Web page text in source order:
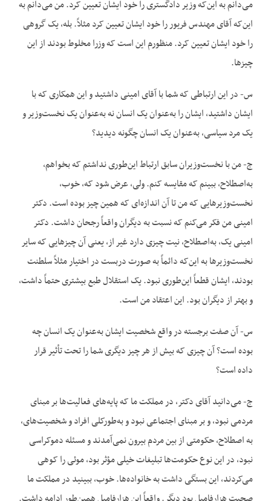
می‌دانم به این‌که وزیر دادگستری را خود ایشان تعیین کرد. من می‌دانم به
این‌که آقای مهندس فریور را خود ایشان تعیین کرد مثلاً. بله، یک گروهی
را خود ایشان تعیین کرد. منظورم این است که وزرا مخلوط بودند از این
چیزها.
س- در این ارتباطی که شما با آقای امینی داشتید و این همکاری که با
ایشان داشتید، ایشان را به‌عنوان یک انسان نه به‌عنوان یک نخست‌وزیر و
یک مرد سیاسی، به‌عنوان یک انسان چگونه دیدید؟
ج- من با نخست‌وزیران سابق ارتباط این‌طوری نداشتم که بخواهم،
به‌اصطلاح، ببینم که مقایسه کنم. ولی، عرض شود که، خوب،
نخست‌وزیرهایی که من تا آن اندازه‌ای که همین چیز بوده است. دکتر
امینی من فکر می‌کنم که نسبت به دیگران واقعاً رجحان داشت. دکتر
امینی یک، به‌اصطلاح، نیت چیزی دارد غیر از، یعنی آن چیزهایی که سایر
نخست‌وزیرها به این‌که دائماً به صورت دربست در اختیار مثلاً سلطنت
بودند، ایشان قطعاً این‌طوری نبود. یک استقلال طبع بیشتری حتماً داشت،
و بهتر از دیگران بود. این اعتقاد من است.
س- آن صفت برجسته در واقع شخصیت ایشان به‌عنوان یک انسان چه
بوده است؟ آن چیزی که بیش از هر چیز دیگری شما را تحت تأثیر قرار
داده است‌؟
ج- می‌دانید آقای دکتر، در مملکت ما که پایه‌های فعالیت‌ها بر مبنای
مردمی نبود، و بر مبنای اجتماعی نبود و به‌طورکلی افراد و شخصیت‌های،
به اصطلاح، حکومتی از بین مردم بیرون نمی‌آمدند و مسئله دموکراسی
نبود، در این نوع حکومت‌ها تبلیغات خیلی مؤثر بود، موئی را کوهی
می‌کردند، این بستگی داشت به خانواده‌ها. خوب، ببینید در مملکت ما